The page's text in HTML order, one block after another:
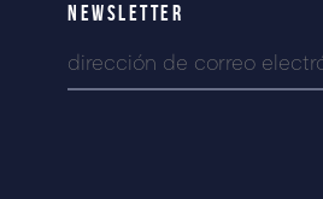
NEWSLETTER